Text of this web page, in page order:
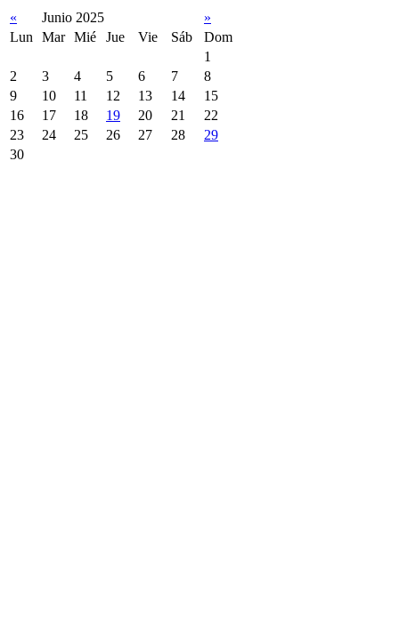
« Junio 2025
»
Lun
Mar Mié Jue Vie Sáb
Dom
1
2
3 4 5 6 7
8
9
10 11 12 13 14
15
16
17 18 19 20 21
22
23
24 25 26 27 28
29
30